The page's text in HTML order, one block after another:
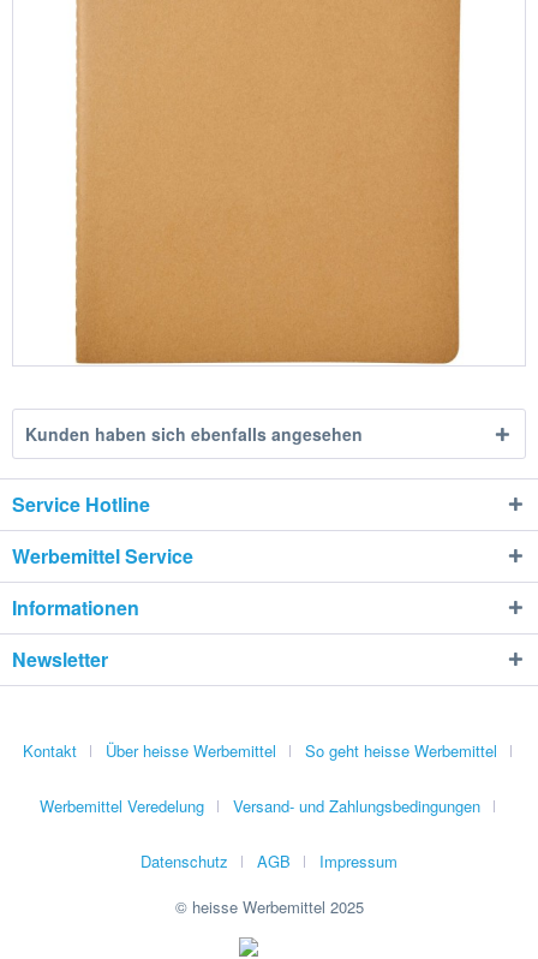
Kunden haben sich ebenfalls angesehen
Service Hotline
Werbemittel Service
Informationen
Newsletter
Kontakt Über heisse Werbemittel So geht heisse Werbemittel
Werbemittel Veredelung Versand- und Zahlungsbedingungen
Datenschutz AGB
Impressum
© heisse Werbemittel 2025